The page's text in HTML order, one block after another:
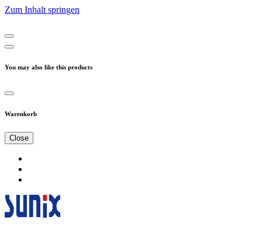
Zum Inhalt springen
You may also like this products
Warenkorb
Close